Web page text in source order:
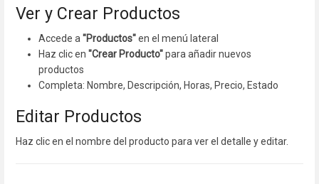
Ver y Crear Productos
Accede a "Productos"en el menú lateral
Haz clic en "Crear Producto"para añadir nuevos
productos
Completa: Nombre, Descripción, Horas, Precio, Estado
Editar Productos
Haz clic en el nombre del producto para ver el detalle y editar.